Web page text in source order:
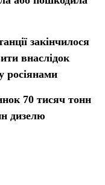
закінчилося
внаслідок
росіянами
70 тисяч тонн
дизелю